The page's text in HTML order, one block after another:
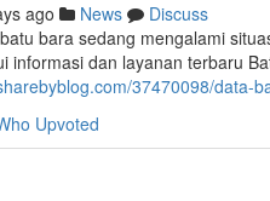
ago News
Discuss
bara sedang mengalami
informasi dan layanan terbaru
37470098/data-
Upvoted